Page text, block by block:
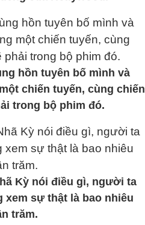
hồn tuyên bố mình và
chiến tuyến, cùng chiến
trong bộ phim đó.
Kỳ nói điều gì, người ta
xem sự thật là bao nhiêu
trăm.